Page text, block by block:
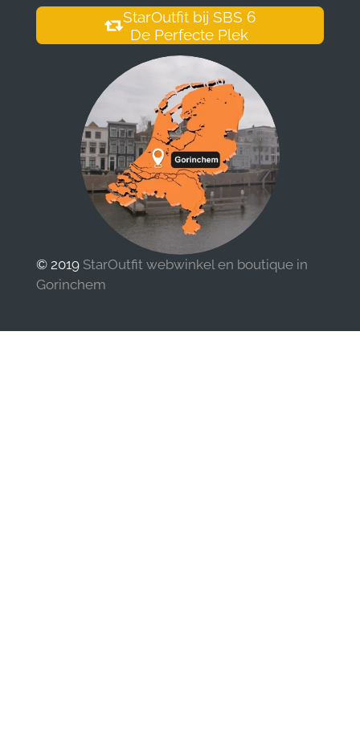
StarOutfit bij SBS 6
De Perfecte Plek
© 2019 StarOutfit webwinkel en boutique in
Gorinchem